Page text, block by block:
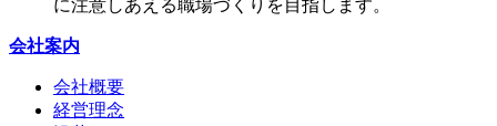
に注意しあえる職場づくりを目指します。
会社案内
会社概要
経営理念